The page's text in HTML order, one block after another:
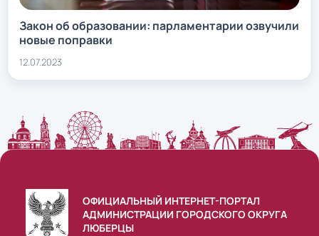
Закон об образовании: парламентарии озвучили
новые поправки
12.07.2023
ОФИЦИАЛЬНЫЙ ИНТЕРНЕТ-ПОРТАЛ
АДМИНИСТРАЦИИ ГОРОДСКОГО ОКРУГА
ЛЮБЕРЦЫ